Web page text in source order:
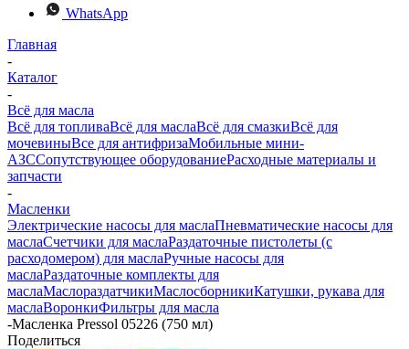
WhatsApp
Главная
-
Каталог
-
Всё для масла
Всё для топливаВсё для маслаВсё для смазкиВсё для
мочевиныВсе для антифризаМобильные мини-
АЗССопутствующее оборудованиеРасходные материалы и
запчасти
-
Масленки
Электрические насосы для маслаПневматические насосы для
маслаСчетчики для маслаРаздаточные пистолеты (с
расходомером) для маслаРучные насосы для
маслаРаздаточные комплекты для
маслаМаслораздатчикиМаслосборникиКатушки, рукава для
маслаВоронкиФильтры для масла
-Масленка Pressol 05226 (750 мл)
Поделиться